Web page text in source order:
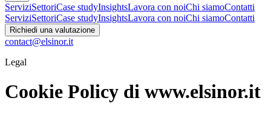
ServiziSettoriCase studyInsightsLavora con noiChi siamoContatti
ServiziSettoriCase studyInsightsLavora con noiChi siamoContatti
Richiedi una valutazione
contact@elsinor.it
Legal
Cookie Policy di www.elsinor.it